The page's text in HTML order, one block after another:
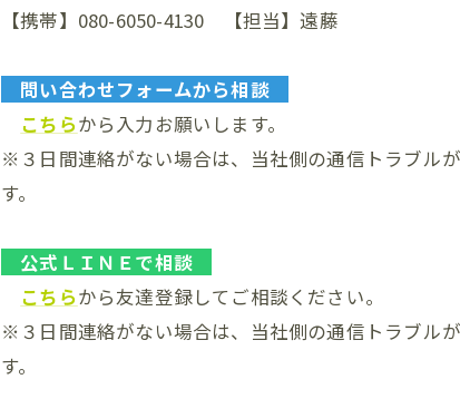
【携帯】080-6050-4130 【担当】遠藤
問い合わせフォームから相談
こちらから入力お願いします。
※３日間連絡がない場合は、当社側の通信トラブル
す。
公式ＬＩＮＥで相談
こちらから友達登録してご相談ください。
※３日間連絡がない場合は、当社側の通信トラブル
す。